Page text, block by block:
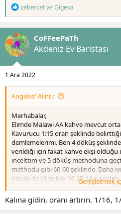
T
e
p
k
i
l
e
r
zebercetve Gigesa
CoFFeePaTh
Akdeniz Ev Baristası
1 Ara 2022
Angelas' Alıntı:
Merhabalar,
Elimde Malawi AA kahve mevcut
Kavurucu 1:15 oran şeklinde
demlemelerimi. Ben 4 döküş
verildiği için fakat kahve ekşi olduğu
incelttim ve 5 döküş methoduna
methodu gibi 60-60 şeklinde. Daha
olarak da c3 te klik 16-15-14 e
ama güzeldi dedim az daha
deneyince özellikle soğudukça ekşilik
kuruluk yapmaya başladı biraz. Ne
Genişletmek
Kalına gidin, oranı artırın. 1/16,